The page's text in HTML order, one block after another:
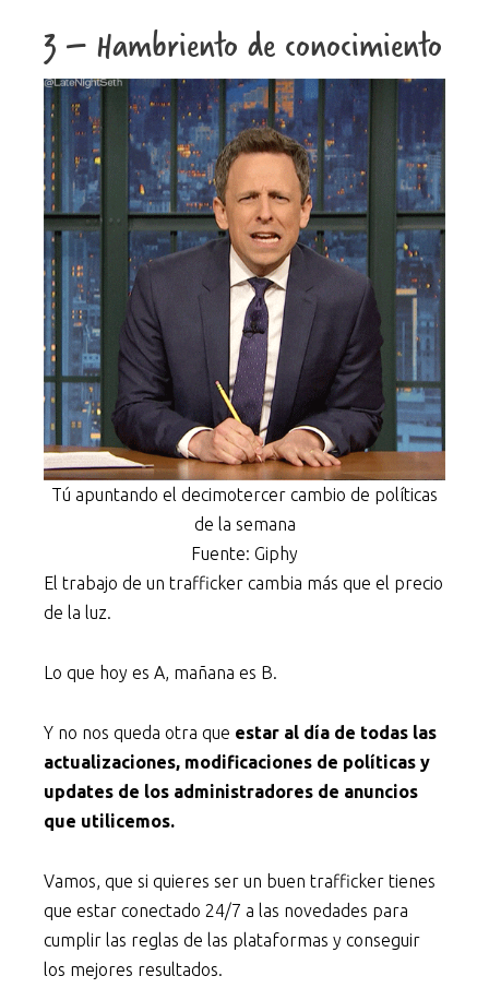
3 – Hambriento de conocimiento
Tú apuntando el decimotercer cambio de políticas
de la semana
Fuente: Giphy
El trabajo de un trafficker cambia más que el precio
de la luz.
Lo que hoy es A, mañana es B.
Y no nos queda otra que estar al día de todas las
actualizaciones, modificaciones de políticas y
updates de los administradores de anuncios
que utilicemos.
Vamos, que si quieres ser un buen trafficker tienes
que estar conectado 24/7 a las novedades para
cumplir las reglas de las plataformas y conseguir
los mejores resultados.